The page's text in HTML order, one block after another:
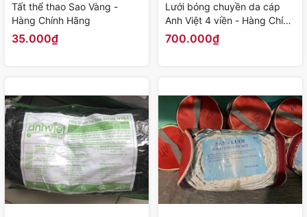
Tất thể thao Sao Vàng -
Hàng Chính Hãng
35.000₫
Lưới bóng chuyền da cáp
Anh Việt 4 viền - Hàng Chính
Hãng
700.000₫